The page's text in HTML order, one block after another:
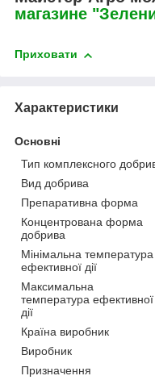
магазине
Приховати
Характеристики
Основні
Тип комплексного
Вид добрива
Препаративна форма
Концентрована форма
добрива
Мінімальна температура
ефективної дії
Максимальна
температура ефективної
дії
Країна виробник
Виробник
Призначення